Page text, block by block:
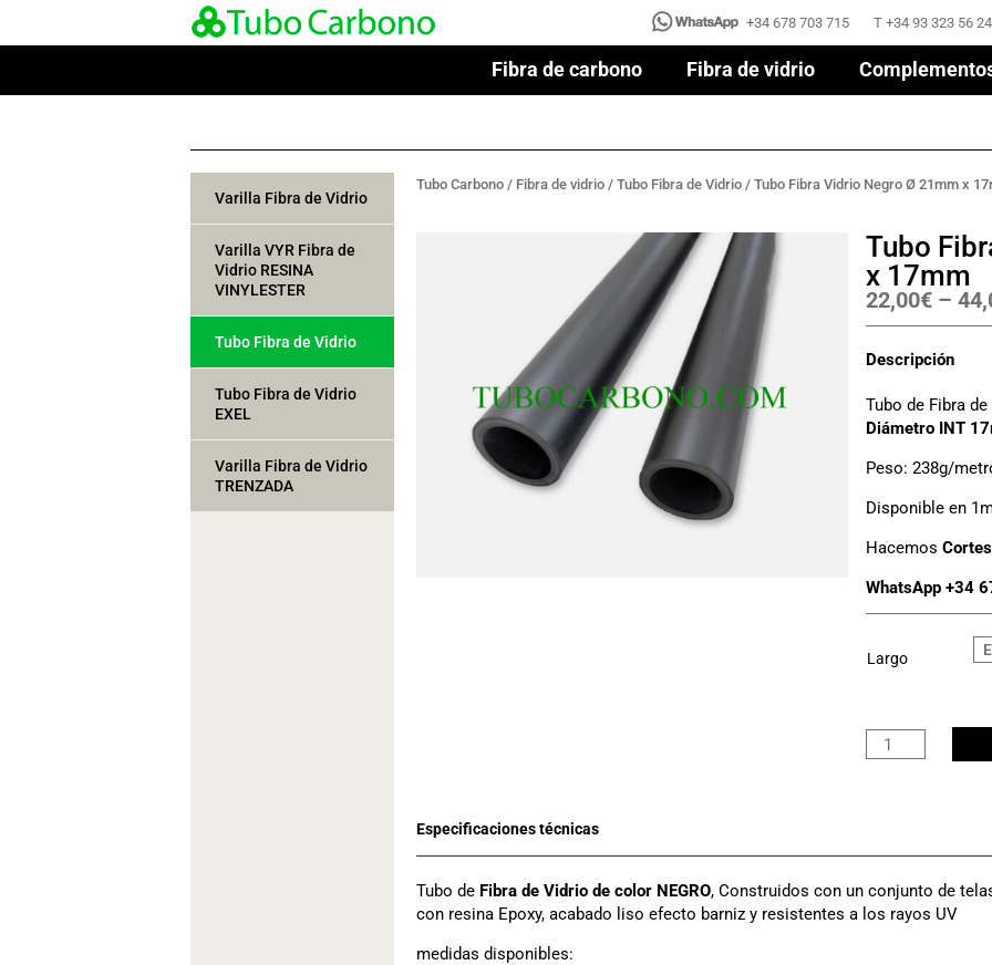
+34 678 703 715 T +34 93 323 56 24
Fibra de carbono Fibra de vidrio
+34 678 703 715 T +34 93 323 56 24
Fibra de carbono Fibra de vidrio
Varilla Fibra de Vidrio
Varilla VYR Fibra de
Vidrio RESINA
VINYLESTER
Tubo Fibra de Vidrio
Tubo Fibra de Vidrio
EXEL
Varilla Fibra de Vidrio
TRENZADA
Tubo Carbono / Fibra de vidrio / Tubo Fibra de Vidrio / Tubo Fibra Vidrio Negro Ø 21mm x
Tubo
x 17mm
22,00€–
Descripción
Tubo de Fibra
Diámetro INT
Peso: 238g/
Disponible en
Hacemos
WhatsApp +34
Largo
Tubo
Fibra
21mm
17mm
cantidad
Tubo de Fibra de Vidrio de color NEGRO, Construidos con un conjunto de
con resina Epoxy, acabado liso efecto barniz y resistentes a los rayos UV
medidas disponibles: